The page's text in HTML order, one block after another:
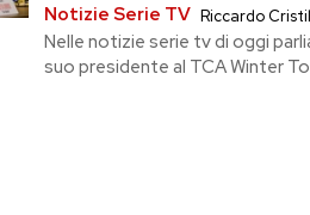
Notizie Serie TV Riccardo
Nelle notizie serie tv di oggi
suo presidente al TCA Winter